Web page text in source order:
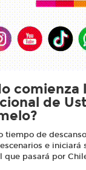
comienza
de
tiempo de
e iniciará
que pasará por